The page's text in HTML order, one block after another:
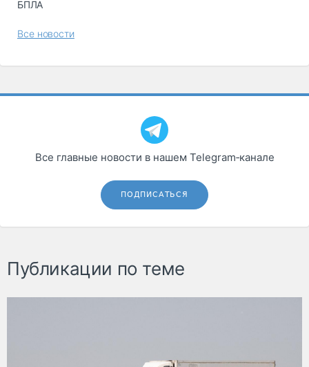
БПЛА
Все новости
Все главные новости в нашем Telegram‑канале
ПОДПИСАТЬСЯ
Публикации по теме